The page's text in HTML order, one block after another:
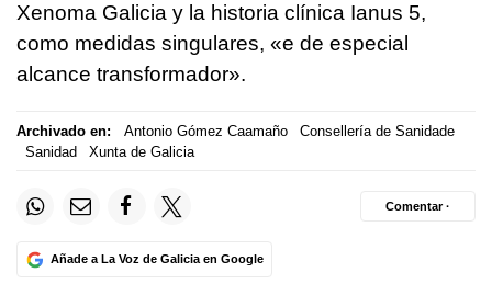
Xenoma Galicia y la historia clínica Ianus 5,
como medidas singulares, «e de especial
alcance transformador».
Archivado en: Antonio Gómez Caamaño
Consellería de Sanidade
Sanidad
Xunta de Galicia
Añade a La Voz de Galicia en Google
Comentar ·